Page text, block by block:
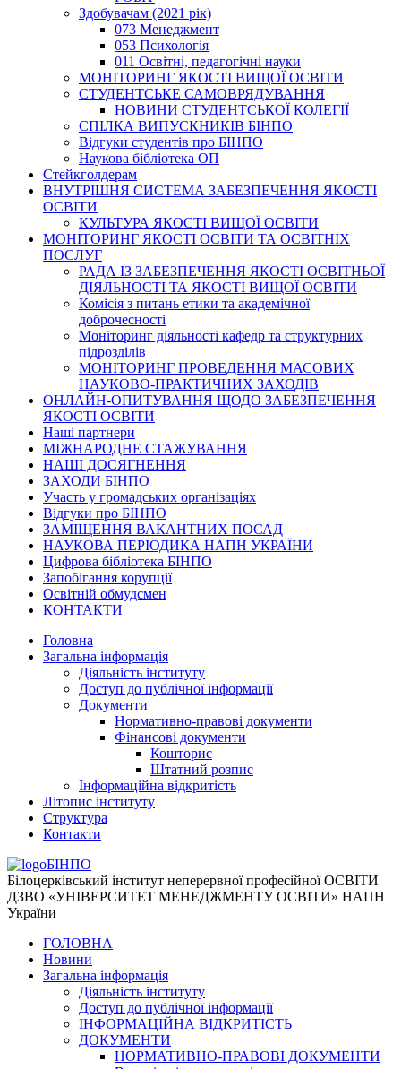
Здобувачам (2021 рік)
073 Менеджмент
053 Психологія
011 Освітні, педагогічні науки
МОНІТОРИНГ ЯКОСТІ ВИЩОЇ ОСВІТИ
СТУДЕНТСЬКЕ САМОВРЯДУВАННЯ
НОВИНИ СТУДЕНТСЬКОЇ КОЛЕГІЇ
СПІЛКА ВИПУСКНИКІВ БІНПО
Відгуки студентів про БІНПО
Наукова бібліотека ОП
Стейкголдерам
ВНУТРІШНЯ СИСТЕМА ЗАБЕЗПЕЧЕННЯ ЯКОСТІ
ОСВІТИ
КУЛЬТУРА ЯКОСТІ ВИЩОЇ ОСВІТИ
МОНІТОРИНГ ЯКОСТІ ОСВІТИ ТА ОСВІТНІХ
ПОСЛУГ
РАДА ІЗ ЗАБЕЗПЕЧЕННЯ ЯКОСТІ ОСВІТНЬОЇ
ДІЯЛЬНОСТІ ТА ЯКОСТІ ВИЩОЇ ОСВІТИ
Комісія з питань етики та академічної
доброчесності
Моніторинг діяльності кафедр та структурних
підрозділів
МОНІТОРИНГ ПРОВЕДЕННЯ МАСОВИХ
НАУКОВО-ПРАКТИЧНИХ ЗАХОДІВ
ОНЛАЙН-ОПИТУВАННЯ ЩОДО ЗАБЕЗПЕЧЕННЯ
ЯКОСТІ ОСВІТИ
Наші партнери
МІЖНАРОДНЕ СТАЖУВАННЯ
НАШІ ДОСЯГНЕННЯ
ЗАХОДИ БІНПО
Участь у громадських організаціях
Відгуки про БІНПО
ЗАМІЩЕННЯ ВАКАНТНИХ ПОСАД
НАУКОВА ПЕРІОДИКА НАПН УКРАЇНИ
Цифрова бібліотека БІНПО
Запобігання корупції
Освітній обмудсмен
КОНТАКТИ
Головна
Загальна інформація
Діяльність інституту
Доступ до публічної інформації
Документи
Нормативно-правові документи
Фінансові документи
Кошторис
Штатний розпис
Інформаційна відкритість
Літопис інституту
Структура
Контакти
БІНПО
Білоцерківський інститут неперервної професійної ОСВІТИ
ДЗВО «УНІВЕРСИТЕТ МЕНЕДЖМЕНТУ ОСВІТИ» НАПН
України
ГОЛОВНА
Новини
Загальна інформація
Діяльність інституту
Доступ до публічної інформації
ІНФОРМАЦІЙНА ВІДКРИТІСТЬ
ДОКУМЕНТИ
НОРМАТИВНО-ПРАВОВІ ДОКУМЕНТИ